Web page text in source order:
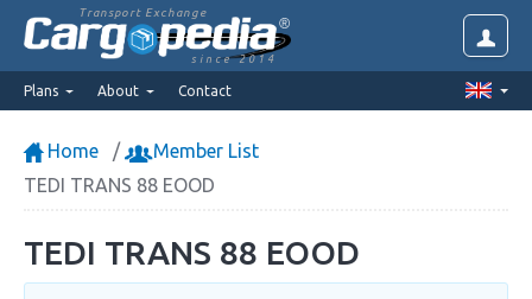
Transport Exchange
since 2014
Plans About Contact
Home
Member List
TEDI TRANS 88 EOOD
TEDI TRANS 88 EOOD